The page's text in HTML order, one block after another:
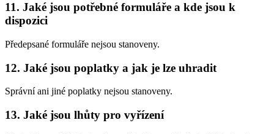
11. Jaké jsou potřebné formuláře a kde jsou k
dispozici
Předepsané formuláře nejsou stanoveny.
12. Jaké jsou poplatky a jak je lze uhradit
Správní ani jiné poplatky nejsou stanoveny.
13. Jaké jsou lhůty pro vyřízení